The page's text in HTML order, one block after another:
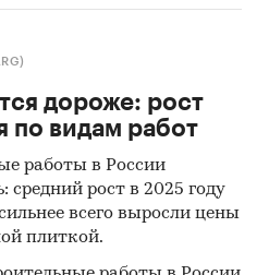
дороже: рост
по видам работ
работы в России
рост в 2025 году
всего выросли цены
плиткой.